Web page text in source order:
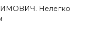
Нелегко